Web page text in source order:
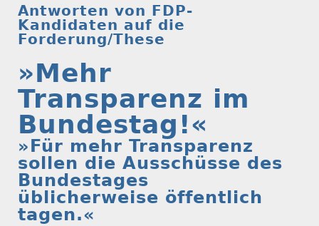
Antworten von FDP-
Kandidaten auf die
Forderung/These
»Mehr
Transparenz im
Bundestag!«
»Für mehr Transparenz
sollen die Ausschüsse des
Bundestages
üblicherweise öffentlich
tagen.«